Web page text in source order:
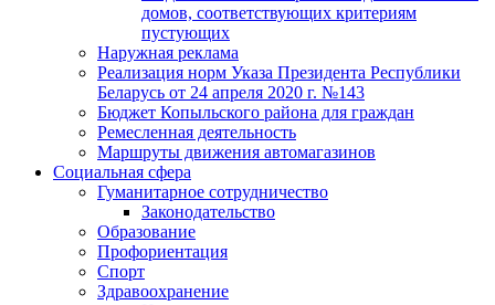
домов, соответствующих критериям
пустующих
Наружная реклама
Реализация норм Указа Президента Республики
Беларусь от 24 апреля 2020 г. №143
Бюджет Копыльского района для граждан
Ремесленная деятельность
Маршруты движения автомагазинов
Социальная сфера
Гуманитарное сотрудничество
Законодательство
Образование
Профориентация
Спорт
Здравоохранение